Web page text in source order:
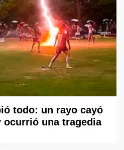
todo: un rayo cayó
ocurrió una tragedia